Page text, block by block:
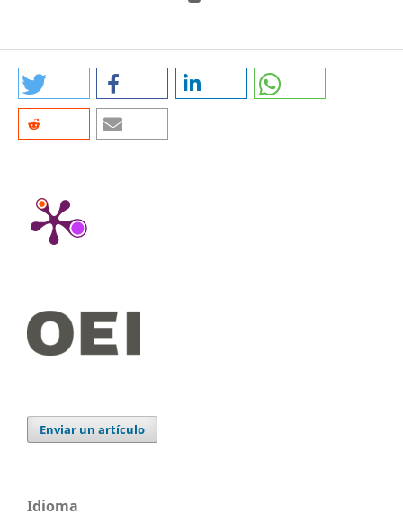
Enviar un artículo
Idioma